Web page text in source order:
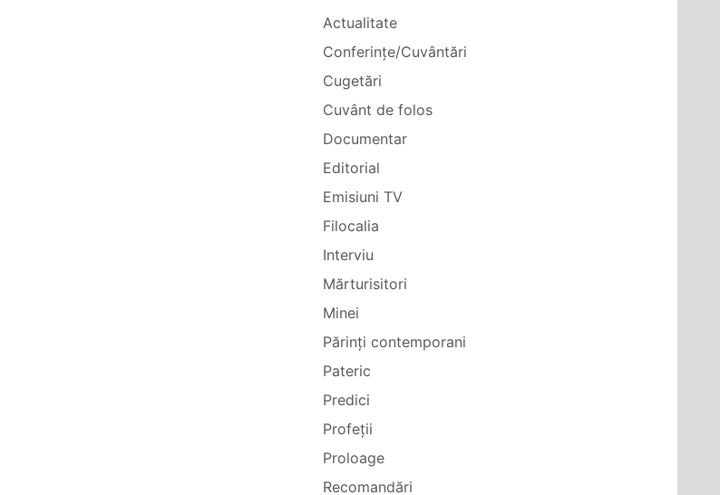
Actualitate
Conferințe/Cuvântări
Cugetări
Cuvânt de folos
Documentar
Editorial
Emisiuni TV
Filocalia
Interviu
Mărturisitori
Minei
Părinți contemporani
Pateric
Predici
Profeții
Proloage
Recomandări